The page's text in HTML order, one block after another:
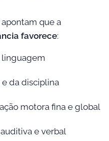
que a
favorece:
da disciplina
motora fina e global
e verbal